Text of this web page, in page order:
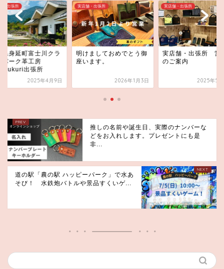
・出張所
県身延町富士川クラ
パーク革工房
出張所
2025年4月9日
実店舗・出張所
明けましておめでとう御
座います。
2026年1月3日
実店舗・出張所
実店舗・出張所 営
のご案内
2025年5
推しの名前や誕生日、実際のナンバーな
どをお入れします。プレゼントにも是
非...
道の駅「農の駅 ハッピーパーク」で水あ
そび！ 水鉄炮バトルや景品すくいゲ...